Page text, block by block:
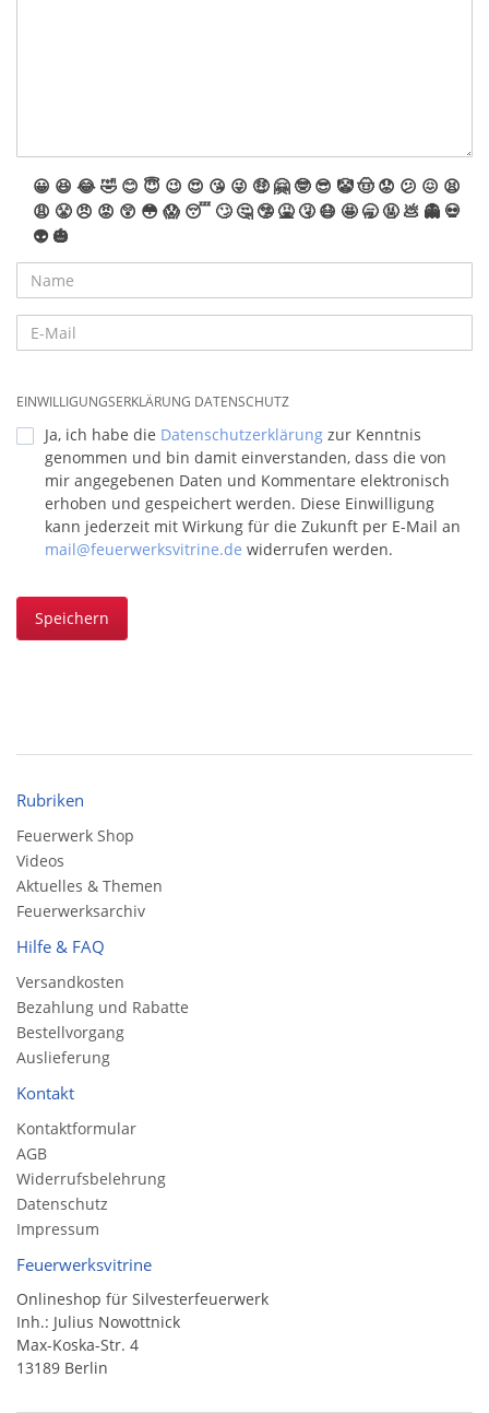
😀 😆 😂🤣 😊 😇 😉 😍 😘 😜 🤑 🤗 🤓 😎 🤡🤠 😟 😕 😖 😫
😩 😤 😠 😡 😲 😳 😱 😴 🙄 🤔 🤥 🤮 🤧 😷 🤩 🥱 🤬 💩 👻 💀
👽 🎃
EINWILLIGUNGSERKLÄRUNG DATENSCHUTZ
Ja, ich habe die Datenschutzerklärung zur Kenntnis
genommen und bin damit einverstanden, dass die von
mir angegebenen Daten und Kommentare elektronisch
erhoben und gespeichert werden. Diese Einwilligung
kann jederzeit mit Wirkung für die Zukunft per E-Mail an
mail@feuerwerksvitrine.de widerrufen werden.
Speichern
Rubriken
Feuerwerk Shop
Videos
Aktuelles & Themen
Feuerwerksarchiv
Hilfe & FAQ
Versandkosten
Bezahlung und Rabatte
Bestellvorgang
Auslieferung
Kontakt
Kontaktformular
AGB
Widerrufsbelehrung
Datenschutz
Impressum
Feuerwerksvitrine
Onlineshop für Silvesterfeuerwerk
Inh.: Julius Nowottnick
Max-Koska-Str. 4
13189 Berlin